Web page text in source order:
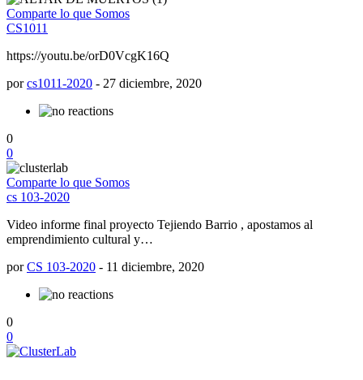
Comparte lo que Somos
CS1011
https://youtu.be/orD0VcgK16Q
porcs1011-2020 - 27 diciembre, 2020
0
0
Comparte lo que Somos
cs 103-2020
Video informe final proyecto Tejiendo Barrio , apostamos al
emprendimiento cultural y…
porCS 103-2020 - 11 diciembre, 2020
0
0